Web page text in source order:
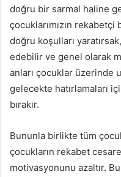
doğru bir sarmal haline
çocuklarımızın rekabetçi
doğru koşulları
edebilir ve genel olarak
anları çocuklar üzerinde
gelecekte hatırlamaları
bırakır.
Bununla birlikte tüm
çocukların rekabet
motivasyonunu azaltır.